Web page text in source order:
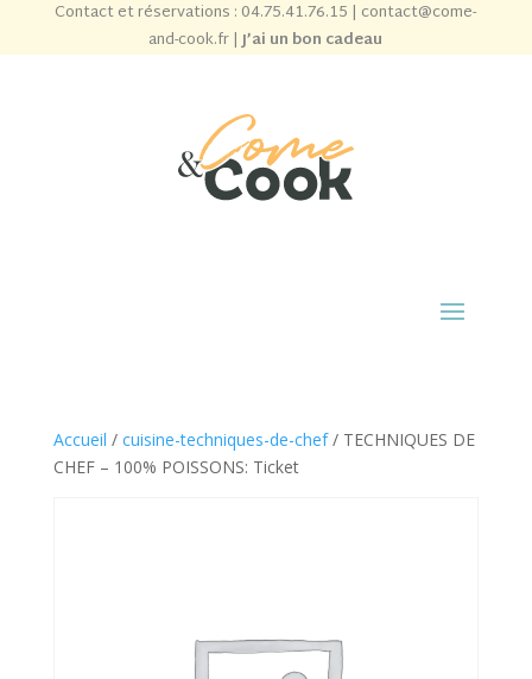
Contact et réservations : 04.75.41.76.15 | contact@come-
and-cook.fr|J’ai un bon cadeau
Accueil / cuisine-techniques-de-chef/ TECHNIQUES DE
CHEF – 100% POISSONS: Ticket